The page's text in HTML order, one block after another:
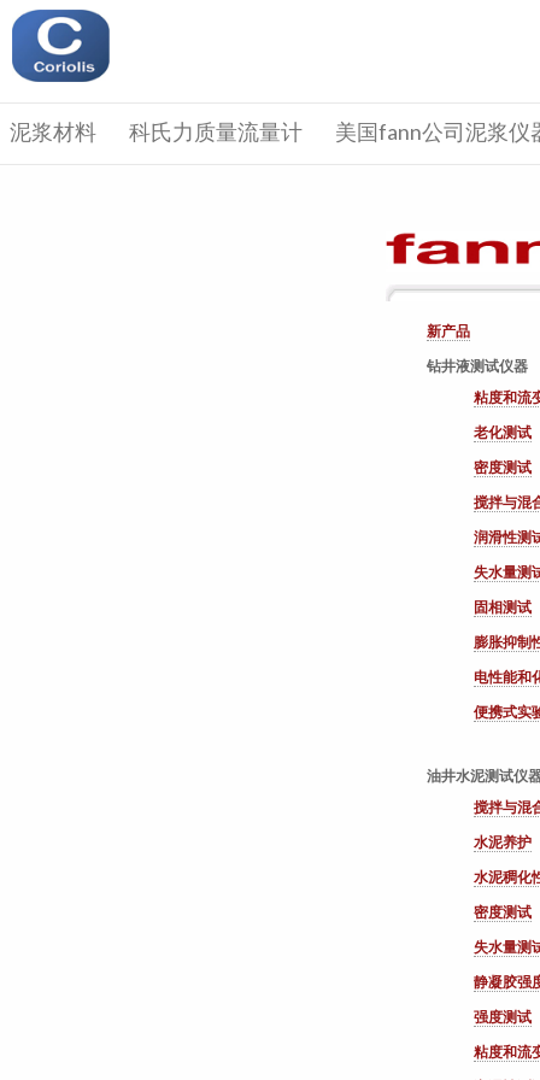
泥浆材料 科氏力质量流量计 美国fann公司泥浆仪
新产品
钻井液测试仪器
粘度和流
老化测试
密度测试
搅拌与混
润滑性测
失水量测
固相测试
膨胀抑制
电性能和
便携式实
油井水泥测试仪
搅拌与混
水泥养护
水泥稠化
密度测试
失水量测
静凝胶强
强度测试
粘度和流